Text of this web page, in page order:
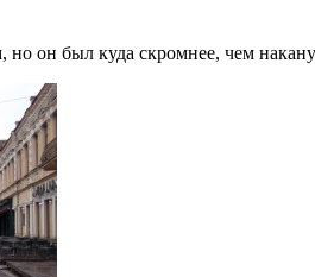
но он был куда скромнее, чем